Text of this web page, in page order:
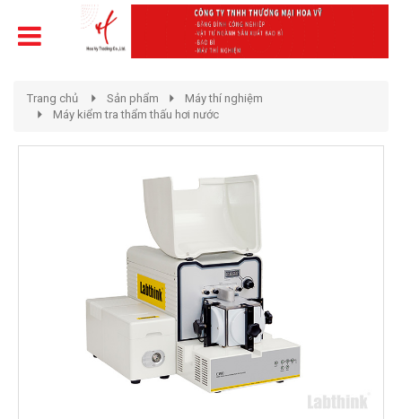
Trang chủ Sản phẩm
Máy thí nghiệm
Máy kiểm tra thẩm thấu hơi nước